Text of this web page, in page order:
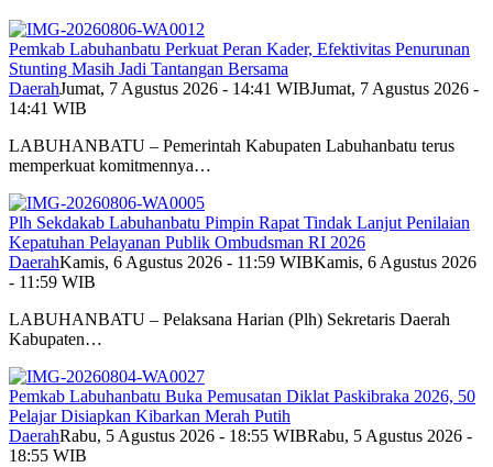
Pemkab Labuhanbatu Perkuat Peran Kader, Efektivitas Penurunan
Stunting Masih Jadi Tantangan Bersama
DaerahJumat, 7 Agustus 2026 - 14:41 WIBJumat, 7 Agustus 2026 -
14:41 WIB
LABUHANBATU – Pemerintah Kabupaten Labuhanbatu terus
memperkuat komitmennya…
Plh Sekdakab Labuhanbatu Pimpin Rapat Tindak Lanjut Penilaian
Kepatuhan Pelayanan Publik Ombudsman RI 2026
DaerahKamis, 6 Agustus 2026 - 11:59 WIBKamis, 6 Agustus 2026
- 11:59 WIB
LABUHANBATU – Pelaksana Harian (Plh) Sekretaris Daerah
Kabupaten…
Pemkab Labuhanbatu Buka Pemusatan Diklat Paskibraka 2026, 50
Pelajar Disiapkan Kibarkan Merah Putih
DaerahRabu, 5 Agustus 2026 - 18:55 WIBRabu, 5 Agustus 2026 -
18:55 WIB